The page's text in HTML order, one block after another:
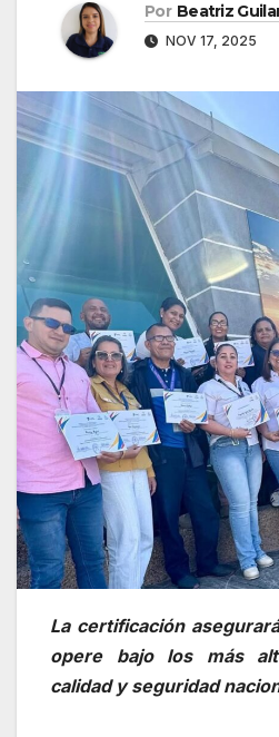
Por Beatriz
NOV 17, 2025
La certificación
opere bajo los más
calidad y seguridad